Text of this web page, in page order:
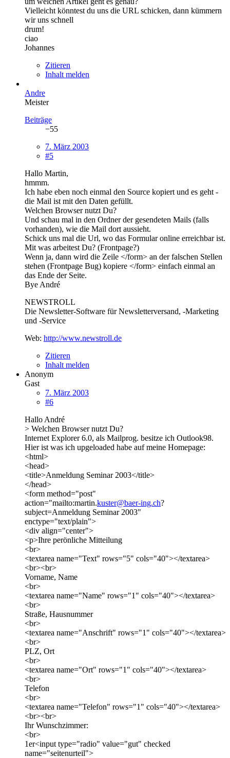
Vielleicht könntest du uns die URL schicken, dann kümmern
wir uns schnell
drum!
ciao
Johannes
Zitieren
Inhalt melden
Andre
Meister
Beiträge
−55
7. März 2003
#5
Hallo Martin,
hmmm.
Ich habe eben noch einmal den Source kopiert und es geht -
die Mail ist mit den Daten gefüllt.
Welchen Browser nutzt Du?
Und schau mal in den Ordner der gesendeten Mails (falls
vorhanden), wie die Mail dort aussieht.
Schick uns mal die Url, wo das Formular online erreichbar ist.
Mit was arbeitest Du? (Frontpage?)
Wenn ja, dann wird die Zeile </form> an der falschen Stellen
stehen (Frontpage Bug) kopiere </form> einfach einmal an
das Ende der Seite.
Bye André
NEWSTROLL
Die Newsletter-Software für Newsletterversand, -Marketing
und -Service
Web: http://www.newstroll.de
Zitieren
Inhalt melden
Anonym
Gast
7. März 2003
#6
Hallo André
> Welchen Browser nutzt Du?
Internet Explorer 6.0, als Mailprog. besitze ich Outlook98.
Hier ist was ich upgeloaded habe auf meine Homepage:
<html>
<head>
<title>Anmeldung Seminar 2003</title>
</head>
<form method="post"
action="mailto:martin.kuster@baer-ing.ch?
subject=Anmeldung Seminar 2003"
enctype="text/plain">
<div align="center">
<p>Ihre perönliche Mitteilung
<br>
<textarea name="Text" rows="5" cols="40"></textarea>
<br><br>
Vorname, Name
<br>
<textarea name="Name" rows="1" cols="40"></textarea>
<br>
Straße, Hausnummer
<br>
<textarea name="Anschrift" rows="1" cols="40"></textarea>
<br>
PLZ, Ort
<br>
<textarea name="Ort" rows="1" cols="40"></textarea>
<br>
Telefon
<br>
<textarea name="Telefon" rows="1" cols="40"></textarea>
<br><br>
Ihr Wunschzimmer:
<br>
1er<input type="radio" value="gut" checked
name="seitenurteil">